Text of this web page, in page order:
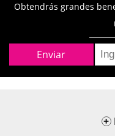
Obtendrás grandes
+